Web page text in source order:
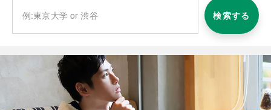
検索する